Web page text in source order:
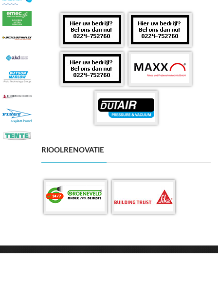
RIOOLRENOVATIE